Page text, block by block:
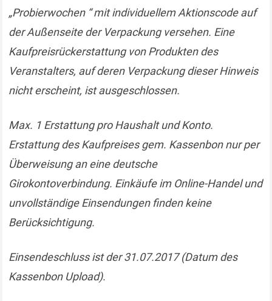
„Probierwochen “ mit individuellem Aktionscode auf
der Außenseite der Verpackung versehen. Eine
Kaufpreisrückerstattung von Produkten des
Veranstalters, auf deren Verpackung dieser Hinweis
nicht erscheint, ist ausgeschlossen.
Max. 1 Erstattung pro Haushalt und Konto.
Erstattung des Kaufpreises gem. Kassenbon nur per
Überweisung an eine deutsche
Girokontoverbindung. Einkäufe im Online-Handel und
unvollständige Einsendungen finden keine
Berücksichtigung.
Einsendeschluss ist der 31.07.2017 (Datum des
Kassenbon Upload).